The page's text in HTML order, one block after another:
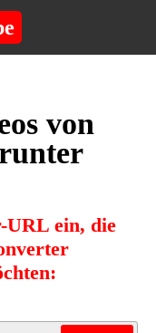
von
URL ein, die